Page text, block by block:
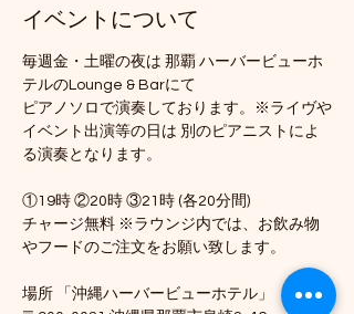
イベントについて
毎週金・土曜の夜は 那覇 ハーバービューホ
テルのLounge & Barにて
ピアノソロで演奏しております。※ライヴや
イベント出演等の日は 別のピアニストによ
る演奏となります。
①19時 ②20時 ③21時 (各20分間)
チャージ無料 ※ラウンジ内では、お飲み物
やフードのご注文をお願い致します。
場所 「沖縄ハーバービューホテル」